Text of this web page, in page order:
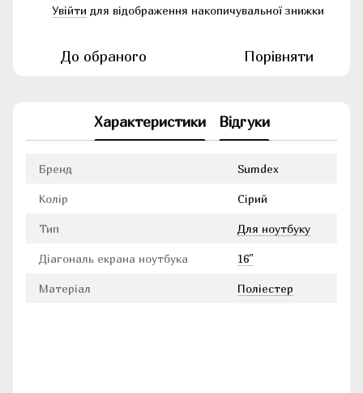
Увійти для відображення накопичувальної знижки
До обраного Порівняти
Характеристики Відгуки
Бренд Sumdex
Колір Сірий
Тип Для ноутбуку
Діагональ екрана ноутбука 16"
Матеріал Поліестер